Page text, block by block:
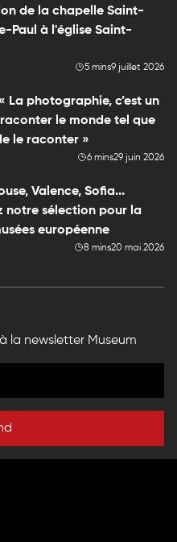
de la chapelle Saint-
Paul à l'église Saint-
5 mins9 juillet 2026
La photographie, c’est un
le monde tel que
le raconter »
6 mins29 juin 2026
Valence, Sofia...
notre sélection pour la
européenne
8 mins20 mai 2026
à la newsletter Museum